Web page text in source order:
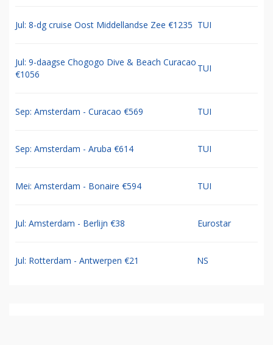
Jul: 8-dg cruise Oost Middellandse Zee €1235 TUI
Jul: 9-daagse Chogogo Dive & Beach Curacao
€1056
TUI
Sep: Amsterdam - Curacao €569 TUI
Sep: Amsterdam - Aruba €614 TUI
Mei: Amsterdam - Bonaire €594 TUI
Jul: Amsterdam - Berlijn €38 Eurostar
Jul: Rotterdam - Antwerpen €21 NS